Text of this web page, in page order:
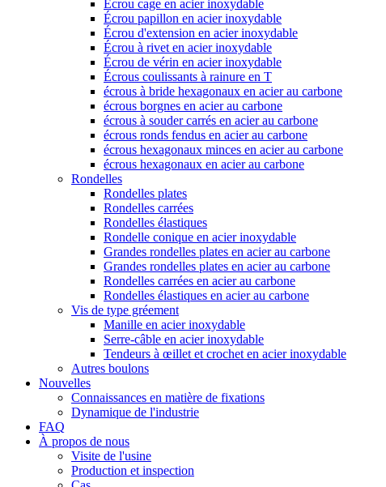
Écrou cage en acier inoxydable
Écrou papillon en acier inoxydable
Écrou d'extension en acier inoxydable
Écrou à rivet en acier inoxydable
Écrou de vérin en acier inoxydable
Écrous coulissants à rainure en T
écrous à bride hexagonaux en acier au carbone
écrous borgnes en acier au carbone
écrous à souder carrés en acier au carbone
écrous ronds fendus en acier au carbone
écrous hexagonaux minces en acier au carbone
écrous hexagonaux en acier au carbone
Rondelles
Rondelles plates
Rondelles carrées
Rondelles élastiques
Rondelle conique en acier inoxydable
Grandes rondelles plates en acier au carbone
Grandes rondelles plates en acier au carbone
Rondelles carrées en acier au carbone
Rondelles élastiques en acier au carbone
Vis de type gréement
Manille en acier inoxydable
Serre-câble en acier inoxydable
Tendeurs à œillet et crochet en acier inoxydable
Autres boulons
Nouvelles
Connaissances en matière de fixations
Dynamique de l'industrie
FAQ
À propos de nous
Visite de l'usine
Production et inspection